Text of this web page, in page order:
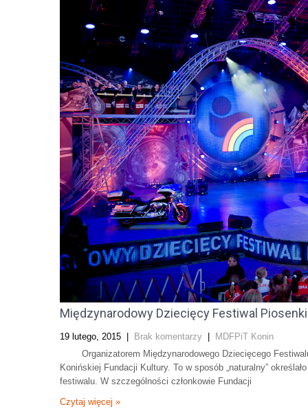
Międzynarodowy Dziecięcy Festiwal
19 lutego, 2015 Brak komentarzy
MDFPiT Konin
Organizatorem Międzynarodowego Dziecięcego
Konińskiej Fundacji Kultury. To w sposób „naturalny”
festiwalu. W szczególności członkowie Fundacji
Czytaj więcej »